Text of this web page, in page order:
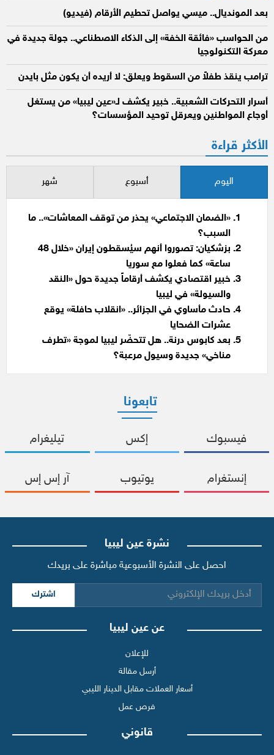
بعد المونديال.. ميسي يواصل تحطيم الأرقام (فيديو)
من الحواسب «فائقة الخفة» إلى الذكاء الاصطناعي.. جولة جديدة في
معركة التكنولوجيا
ترامب ينقذ طفلاً من السقوط ويعلق: لا أريده أن يكون مثل بايدن
أسرار التحركات الشعبية.. خبير يكشف لـ«عين ليبيا» من يستغل
أوجاع المواطنين ويعرقل توحيد المؤسسات؟
الأكثر قراءة
اليوم أسبوع شهر
«الضمان الاجتماعي» يحذر من توقف المعاشات».. ما
السبب؟
بزشكيان: تصوروا أنهم سيُسقطون إيران «خلال 48
ساعة» كما فعلوا مع سوريا
خبير اقتصادي يكشف أرقاماً جديدة حول «النقد
والسيولة» في ليبيا
حادث مأساوي في الجزائر.. «انقلاب حافلة» يوقع
عشرات الضحايا
بعد كابوس درنة.. هل تتحضّر ليبيا لموجة «تطرف
مناخي» جديدة وسيول مرعبة؟
تابعونا
فيسبوك إكس تيليغرام
إنستغرام يوتيوب آر إس إس
نشرة عين ليبيا
احصل على النشرة الأسبوعية مباشرة على بريدك
اشترك
عن عين ليبيا
للإعلان
أرسل مقالة
أسعار العملات مقابل الدينار الليبي
فرص عمل
قانوني